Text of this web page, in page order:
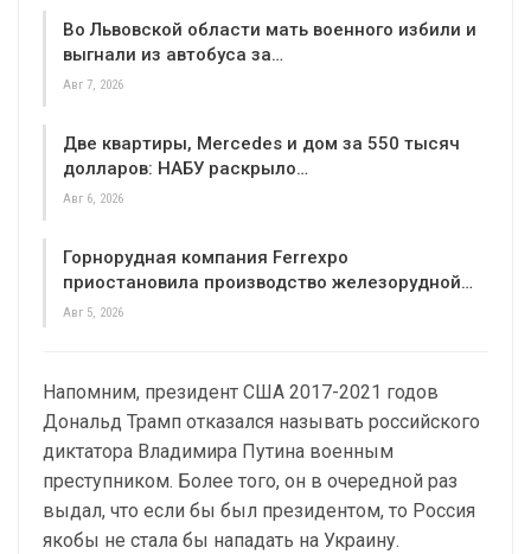
Во Львовской области мать военного избили и
выгнали из автобуса за…
Авг 7, 2026
Две квартиры, Mercedes и дом за 550 тысяч
долларов: НАБУ раскрыло…
Авг 6, 2026
Горнорудная компания Ferrexpo
приостановила производство железорудной…
Авг 5, 2026
Напомним, президент США 2017-2021 годов
Дональд Трамп отказался называть российского
диктатора Владимира Путина военным
преступником. Более того, он в очередной раз
выдал, что если бы был президентом, то Россия
якобы не стала бы нападать на Украину.